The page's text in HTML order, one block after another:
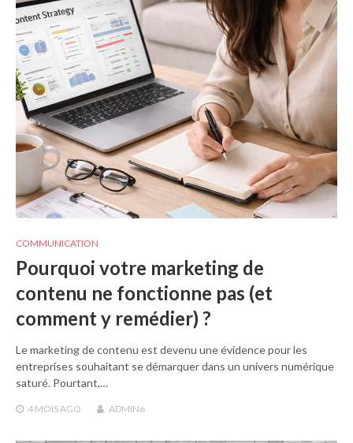
COMMUNICATION
Pourquoi votre marketing de
contenu ne fonctionne pas (et
comment y remédier) ?
Le marketing de contenu est devenu une évidence pour les
entreprises souhaitant se démarquer dans un univers numérique
saturé. Pourtant,…
4 MOIS AGO ADMIN6